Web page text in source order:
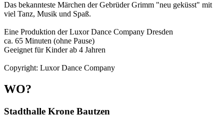
Das bekannteste Märchen der Gebrüder Grimm "neu geküsst" mit
viel Tanz, Musik und Spaß.
Eine Produktion der Luxor Dance Company Dresden
ca. 65 Minuten (ohne Pause)
Geeignet für Kinder ab 4 Jahren
Copyright: Luxor Dance Company
WO?
Stadthalle Krone Bautzen